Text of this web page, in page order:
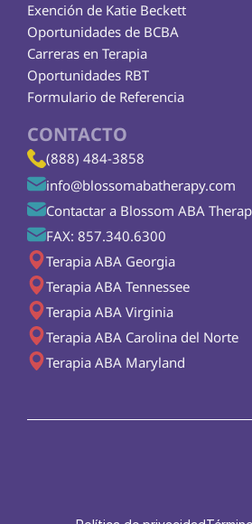
Exención de Katie Beckett
Carreras en Terapia
Oportunidades de BCBA
Oportunidades RBT
Formulario de Referencia
CONTACTO
(888) 484-3858
info@blossomabatherapy.com
Contactar a Blossom ABA
FAX: 857.340.6300
Terapia ABA Georgia
Terapia ABA Tennessee
Terapia ABA Virginia
Terapia ABA Carolina del Norte
Terapia ABA Maryland